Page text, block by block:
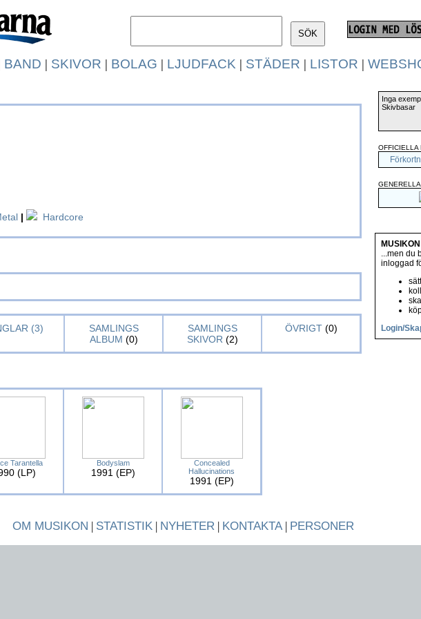
BAND | SKIVOR | BOLAG | LJUDFACK | STÄDER | LISTOR |
| Hardcore
(3)
SAMLINGS
ALBUM (0)
SAMLINGS
SKIVOR (2)
ÖVRIGT(0)
Tarantella
(LP)
Bodyslam
1991 (EP)
Concealed
Hallucinations
1991 (EP)
Inga
Skivbasar
OFFICIELLA
...men du
inloggad
Login/
OM MUSIKON | STATISTIK| NYHETER| KONTAKTA| PERSONER